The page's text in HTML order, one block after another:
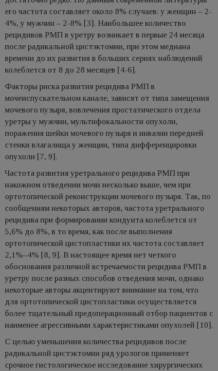
его частота составляет около 8% случаев: у женщин – 2-
4%, у мужчин – 2-8% [3]. Наибольшее количество
рецидивов РМП в уретру возникает в первые 24 месяца
после радикальной цистэктомии, при этом медиана
времени до их развития в больших сериях наблюдений
колеблется от 8 до 28 месяцев [4-6].
Факторы риска развития рецидива РМП в
мочеиспускательном канале, зависят от типа замещения
мочевого пузыря, вовлечения простатического отдела
уретры у мужчин, мультифокальности опухоли,
поражения шейки мочевого пузыря и инвазии передней
стенки влагалища у женщин, типа дифференцировки
опухоли [7, 9].
Частота развития уретрального рецидива РМП при
накожном отведении мочи несколько выше, чем при
ортотопической реконструкции мочевого пузыря. Так, по
сообщениям некоторых авторов, частота уретрального
рецидива при формировании кондуита колеблется от
5,6% до 8%, в то время, как после выполнения
ортотопической цистопластики их частота составляет
2,1%–4% [8, 9]. В настоящее время нет четкого
обоснования различной встречаемости рецидива РМП в
уретру после разных способов отведения мочи, однако
некоторые авторы акцентируют внимание на том, что
для ортотопической цистопластики осуществляется
более тщательный предоперационный отбор пациентов с
наименее агрессивными характеристиками опухолей [10].
С целью уменьшения количества рецидивов после
радикальной цистэктомии ряд урологов применяет
срочное гистологическое исследование хирургических